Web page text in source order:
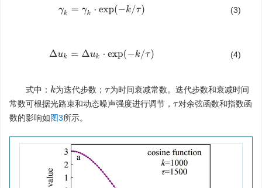
γk =γ ⋅ exp(−k/τ) (3)
Δuk =Δuk exp(−k/τ) (4)
式中： k为迭代步数； τ 为时间衰减常数。迭代步数和衰减时间
常数可根据光路束和动态噪声强度进行调节， τ 对余弦函数和指数函
数的影响如图3所示。